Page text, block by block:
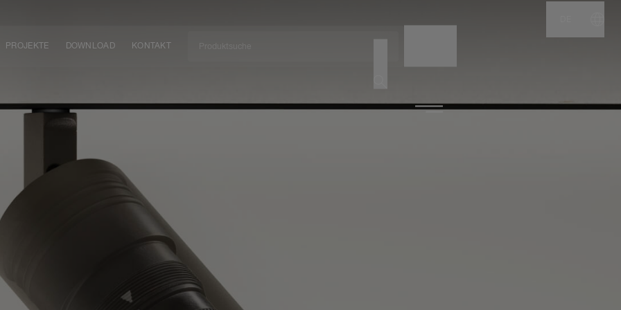
PROJEKTE DOWNLOAD KONTAKT
NAME